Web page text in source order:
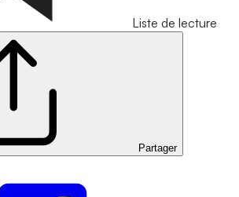
Liste de lecture
Partager